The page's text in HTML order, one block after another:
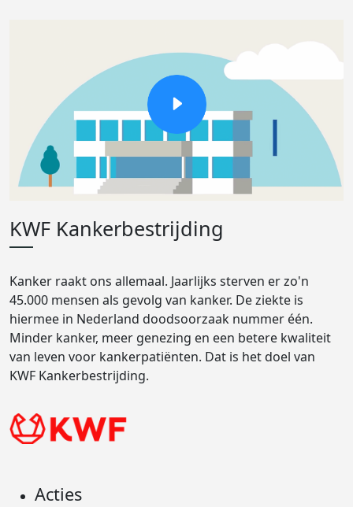
KWF Kankerbestrijding
Kanker raakt ons allemaal. Jaarlijks sterven er zo'n
45.000 mensen als gevolg van kanker. De ziekte is
hiermee in Nederland doodsoorzaak nummer één.
Minder kanker, meer genezing en een betere kwaliteit
van leven voor kankerpatiënten. Dat is het doel van
KWF Kankerbestrijding.
Acties